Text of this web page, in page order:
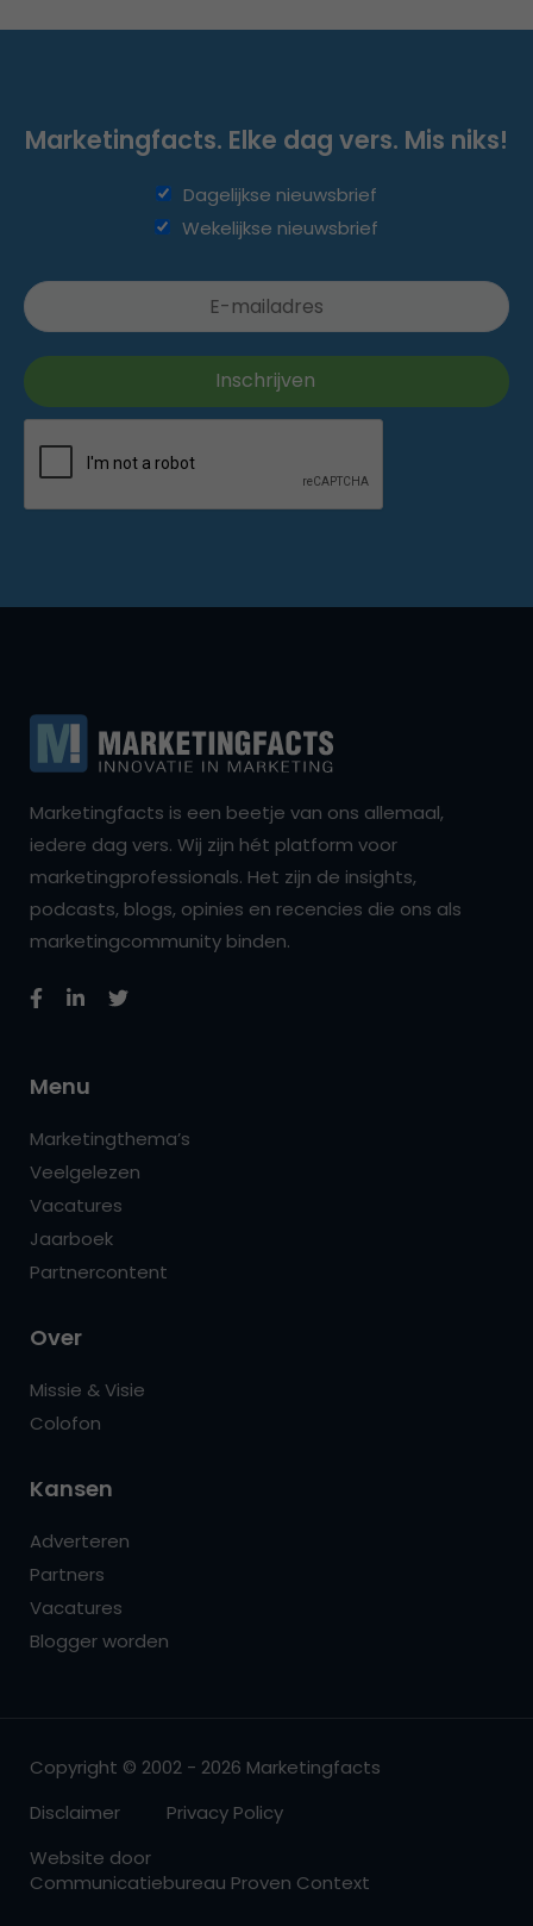
Marketingfacts. Elke dag vers. Mis niks!
Dagelijkse nieuwsbrief
Wekelijkse nieuwsbrief
Marketingfacts is een beetje van ons allemaal,
iedere dag vers. Wij zijn hét platform voor
marketingprofessionals. Het zijn de insights,
podcasts, blogs, opinies en recencies die ons als
marketingcommunity binden.
Menu
Marketingthema’s
Veelgelezen
Vacatures
Jaarboek
Partnercontent
Over
Missie & Visie
Colofon
Kansen
Adverteren
Partners
Vacatures
Blogger worden
Copyright © 2002 - 2026 Marketingfacts
Disclaimer
Privacy Policy
Website door
Communicatiebureau Proven Context